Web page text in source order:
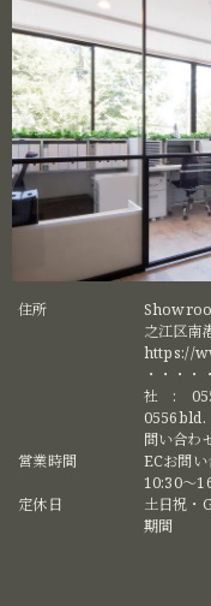
住所
之江区南
https://
・・・
社 :
0556bld.
問い合わ
営業時間
ECお問
10:30〜
定休日
土日祝・
期間